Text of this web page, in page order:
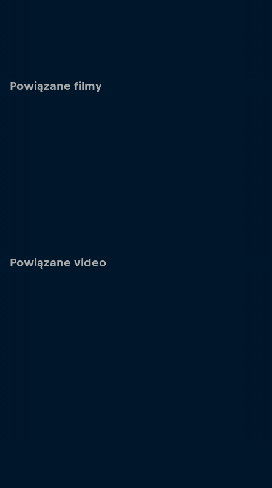
Powiązane filmy
Powiązane video